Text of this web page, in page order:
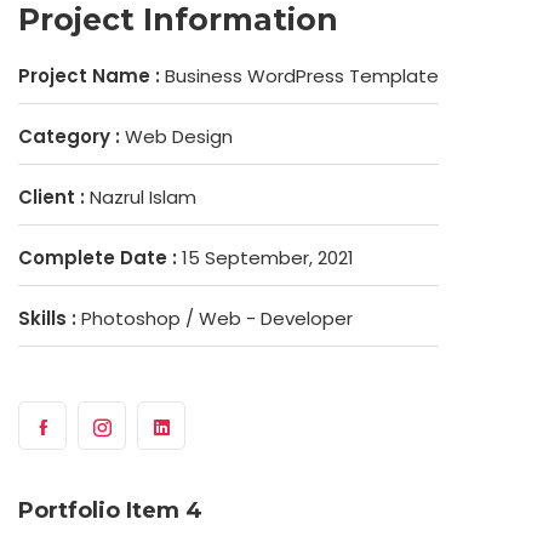
Project Information
Project Name : Business WordPress Template
Category : Web Design
Client : Nazrul Islam
Complete Date : 15 September, 2021
Skills : Photoshop / Web - Developer
Portfolio Item 4